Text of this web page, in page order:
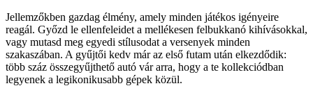
Jellemzőkben gazdag élmény, amely minden játékos igényeire
reagál. Győzd le ellenfeleidet a mellékesen felbukkanó kihívásokkal,
vagy mutasd meg egyedi stílusodat a versenyek minden
szakaszában. A gyűjtői kedv már az első futam után elkezdődik:
több száz összegyűjthető autó vár arra, hogy a te kollekciódban
legyenek a legikonikusabb gépek közül.